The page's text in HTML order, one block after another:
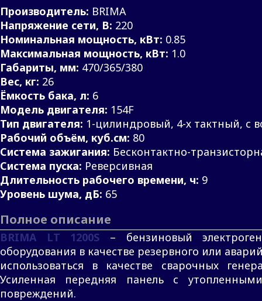
Производитель: BRIMA
Напряжение сети, В: 220
Номинальная мощность, кВт: 0.85
Максимальная мощность, кВт: 1.0
Габариты, мм: 470/365/380
Вес, кг: 26
Ёмкость бака, л: 6
Модель двигателя: 154F
Тип двигателя: 1-цилиндровый, 4-х тактный, с
Рабочий объём, куб.см: 80
Система зажигания: Бесконтактно-
Система пуска: Реверсивная
Длительность рабочего времени, ч: 9
Уровень шума, дБ: 65
Полное описание
BRIMA LT 1200S – бензиновый
оборудования в качестве резервного или
использоваться в качестве сварочных
Усиленная передняя панель с
повреждений.